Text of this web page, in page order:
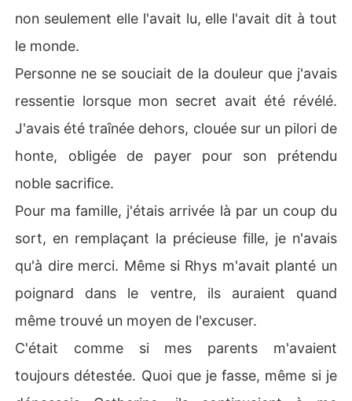
non seulement elle l'avait lu, elle l'avait dit à tout
le monde.
Personne ne se souciait de la douleur que j'avais
ressentie lorsque mon secret avait été révélé.
J'avais été traînée dehors, clouée sur un pilori de
honte, obligée de payer pour son prétendu
noble sacrifice.
Pour ma famille, j'étais arrivée là par un coup du
sort, en remplaçant la précieuse fille, je n'avais
qu'à dire merci. Même si Rhys m'avait planté un
poignard dans le ventre, ils auraient quand
même trouvé un moyen de l'excuser.
C'était comme si mes parents m'avaient
toujours détestée. Quoi que je fasse, même si je